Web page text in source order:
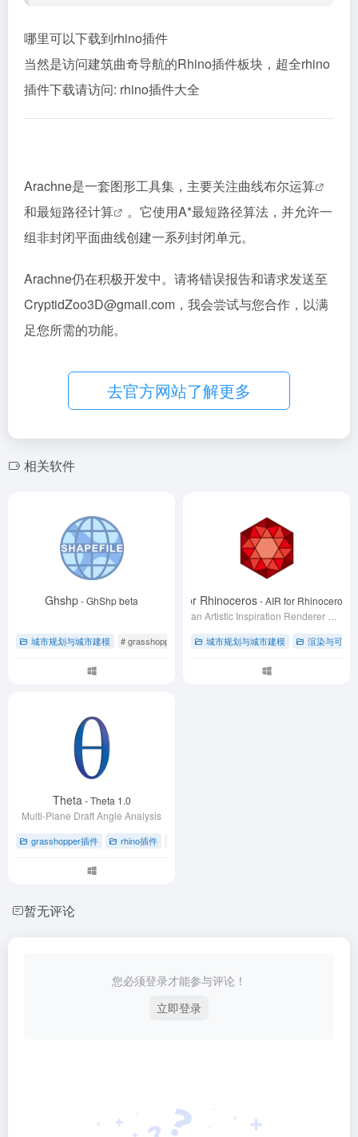
哪里可以下载到rhino插件
当然是访问建筑曲奇导航的Rhino插件板块，超全rhino
插件下载请访问: rhino插件大全
Arachne是一套图形工具集，主要关注曲线布尔运算
和最短路径计算
。它使用A*最短路径算法，并允许一
组非封闭平面曲线创建一系列封闭单元。
Arachne仍在积极开发中。请将错误报告和请求发送至
CryptidZoo3D@gmail.com，我会尝试与您合作，以满
足您所需的功能。
去官方网站了解更多
相关软件
Ghshp- GhShp beta
城市规划与城市建模 # grasshopper插件 # Shapefile处理
AIR for Rhinoceros- AIR for Rhinoceros
城市规划与城市建模 渲染与可视
Theta - Theta 1.0
Multi-Plane Draft Angle Analysis
grasshopper插件 rhino插件
暂无评论
您必须登录才能参与评论！
立即登录